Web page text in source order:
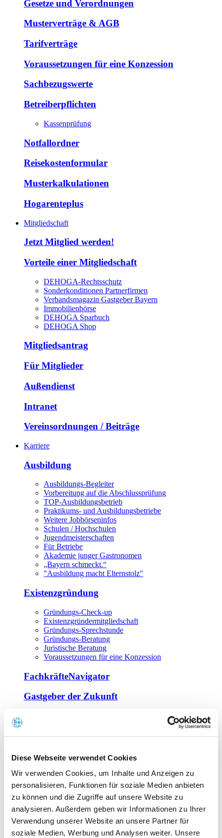
Diese Webseite verwendet Cookies
Wir verwenden Cookies, um Inhalte und Anzeigen zu
personalisieren, Funktionen für soziale Medien anbieten
zu können und die Zugriffe auf unsere Website zu
analysieren. Außerdem geben wir Informationen zu Ihrer
Verwendung unserer Website an unsere Partner für
soziale Medien, Werbung und Analysen weiter. Unsere
Gesetze und Verordnungen
Musterverträge & AGB
Tarifverträge
Voraussetzungen für eine Konzession
Sachbezugswerte
Betreiberpflichten
Kassenprüfung
Notfallordner
Reisekostenformular
Musterkalkulationen
Hogarenteplus
Mitgliedschaft
Jetzt Mitglied werden!
Vorteile einer Mitgliedschaft
DEHOGA-Rechtsschutz
Sonderkonditionen Partnerfirmen
Verbandsmagazin Gastgeber Bayern
Immobilienbörse
DEHOGA Sparbuch
DEHOGA Shop
Mitgliedsantrag
Für Mitglieder
Außendienst
Intranet
Vereinsordnungen / Beiträge
Karriere
Ausbildung
Ausbildungs-Begleiter
Vorbereitung auf die Abschlussprüfung
TOP-Ausbildungsbetrieb
Praktikums- und Ausbildungsbetriebe
Weitere Jobbörseninfos
Schulen / Hochschulen
Jugendmeisterschaften
Für Betriebe
Akademie junger Gastronomen
„Bayern schmeckt.“
"Ausbildung macht Elternstolz"
Existenzgründung
Gründungs-Check-up
Existenzgründermitgliedschaft
Gründungs-Sprechstunde
Gründungs-Beratung
Juristische Beratung
Voraussetzungen für eine Konzession
FachkräfteNavigator
Gastgeber der Zukunft
Offene Seminare
Tagen im Palais
Wirte-und Unternehmerbrief
Lernplattform BOUNTI
Partner
Branchennahe Organisationen